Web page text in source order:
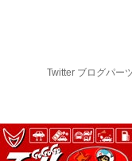
Twitter ブログパー